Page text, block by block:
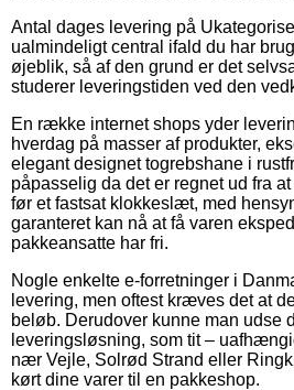
Antal dages levering på
ualmindeligt central ifald du har
øjeblik, så af den grund er det
studerer leveringstiden ved den
En række internet shops yder
hverdag på masser af produkter,
elegant designet togrebshane i
påpasselig da det er regnet ud fra
før et fastsat klokkeslæt, med
garanteret kan nå at få varen
pakkeansatte har fri.
Nogle enkelte e-forretninger i
levering, men oftest kræves det at
beløb. Derudover kunne man udse
leveringsløsning, som tit –
nær Vejle, Solrød Strand eller
kørt dine varer til en pakkeshop.